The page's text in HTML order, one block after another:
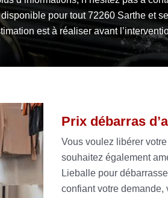
pour tout 72260 Sarthe et
est à réaliser avant
Prix débarras
Vous voulez libérer
souhaitez également
Lieballe pour
confiant votre demande,